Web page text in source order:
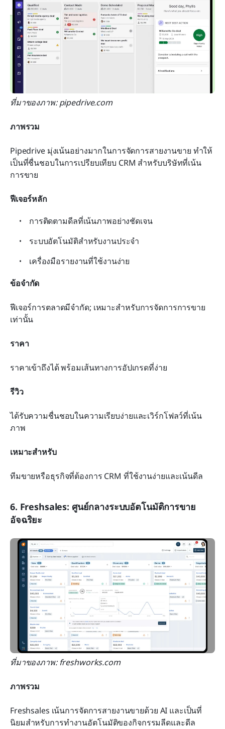
ที่มาของภาพ: pipedrive.com
ภาพรวม
Pipedrive มุ่งเน้นอย่างมากในการจัดการสายงานขาย ทำให้
เป็นที่ชื่นชอบในการเปรียบเทียบ CRM สำหรับบริษัทที่เน้น
การขาย
ฟีเจอร์หลัก
การติดตามดีลที่เน้นภาพอย่างชัดเจน
ระบบอัตโนมัติสำหรับงานประจำ
เครื่องมือรายงานที่ใช้งานง่าย
ข้อจำกัด
ฟีเจอร์การตลาดมีจำกัด; เหมาะสำหรับการจัดการการขาย
เท่านั้น
ราคา
ราคาเข้าถึงได้ พร้อมเส้นทางการอัปเกรดที่ง่าย
รีวิว
ได้รับความชื่นชอบในความเรียบง่ายและเวิร์กโฟลว์ที่เน้น
ภาพ
เหมาะสำหรับ
ทีมขายหรือธุรกิจที่ต้องการ CRM ที่ใช้งานง่ายและเน้นดีล
6. Freshsales: ศูนย์กลางระบบอัตโนมัติการขาย
อัจฉริยะ
ที่มาของภาพ: freshworks.com
ภาพรวม
Freshsales เน้นการจัดการสายงานขายด้วย AI และเป็นที่
นิยมสำหรับการทำงานอัตโนมัติของกิจกรรมลีดและดีล